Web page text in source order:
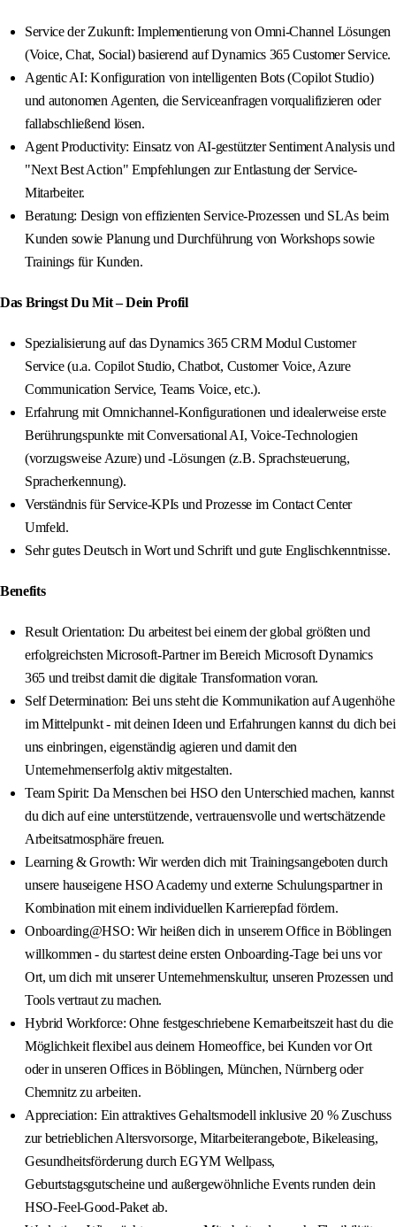
Service der Zukunft: Implementierung von Omni-Channel Lösungen
(Voice, Chat, Social) basierend auf Dynamics 365 Customer Service.
Agentic AI: Konfiguration von intelligenten Bots (Copilot Studio)
und autonomen Agenten, die Serviceanfragen vorqualifizieren oder
fallabschließend lösen.
Agent Productivity: Einsatz von AI-gestützter Sentiment Analysis und
"Next Best Action" Empfehlungen zur Entlastung der Service-
Mitarbeiter.
Beratung: Design von effizienten Service-Prozessen und SLAs beim
Kunden sowie Planung und Durchführung von Workshops sowie
Trainings für Kunden.
Das Bringst Du Mit – Dein Profil
Spezialisierung auf das Dynamics 365 CRM Modul Customer
Service (u.a. Copilot Studio, Chatbot, Customer Voice, Azure
Communication Service, Teams Voice, etc.).
Erfahrung mit Omnichannel-Konfigurationen und idealerweise erste
Berührungspunkte mit Conversational AI, Voice-Technologien
(vorzugsweise Azure) und -Lösungen (z.B. Sprachsteuerung,
Spracherkennung).
Verständnis für Service-KPIs und Prozesse im Contact Center
Umfeld.
Sehr gutes Deutsch in Wort und Schrift und gute Englischkenntnisse.
Benefits
Result Orientation: Du arbeitest bei einem der global größten und
erfolgreichsten Microsoft-Partner im Bereich Microsoft Dynamics
365 und treibst damit die digitale Transformation voran.
Self Determination: Bei uns steht die Kommunikation auf Augenhöhe
im Mittelpunkt - mit deinen Ideen und Erfahrungen kannst du dich bei
uns einbringen, eigenständig agieren und damit den
Unternehmenserfolg aktiv mitgestalten.
Team Spirit: Da Menschen bei HSO den Unterschied machen, kannst
du dich auf eine unterstützende, vertrauensvolle und wertschätzende
Arbeitsatmosphäre freuen.
Learning & Growth: Wir werden dich mit Trainingsangeboten durch
unsere hauseigene HSO Academy und externe Schulungspartner in
Kombination mit einem individuellen Karrierepfad fördern.
Onboarding@HSO: Wir heißen dich in unserem Office in Böblingen
willkommen - du startest deine ersten Onboarding-Tage bei uns vor
Ort, um dich mit unserer Unternehmenskultur, unseren Prozessen und
Tools vertraut zu machen.
Hybrid Workforce: Ohne festgeschriebene Kernarbeitszeit hast du die
Möglichkeit flexibel aus deinem Homeoffice, bei Kunden vor Ort
oder in unseren Offices in Böblingen, München, Nürnberg oder
Chemnitz zu arbeiten.
Appreciation: Ein attraktives Gehaltsmodell inklusive 20 % Zuschuss
zur betrieblichen Altersvorsorge, Mitarbeiterangebote, Bikeleasing,
Gesundheitsförderung durch EGYM Wellpass,
Geburtstagsgutscheine und außergewöhnliche Events runden dein
HSO-Feel-Good-Paket ab.